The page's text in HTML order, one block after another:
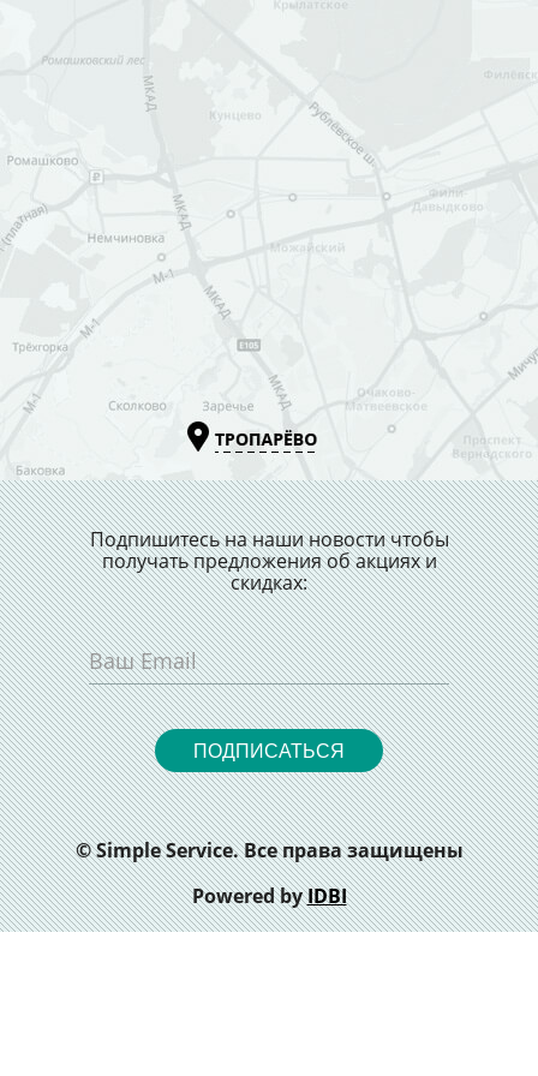
Подпишитесь на наши новости чтобы
получать предложения об акциях и
скидках:
ПОДПИСАТЬСЯ
© Simple Service. Все права защищены
Powered byIDBI